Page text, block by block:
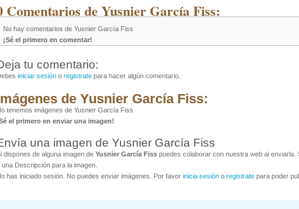
Comentarios de Yusnier García Fiss:
No hay comentarios de Yusnier García Fiss
¡Sé el primero en comentar!
tu comentario:
iniciar sesión o registrate para hacer algún comentario.
de Yusnier García Fiss:
tenemos imágenes de Yusnier García Fiss
el primero en enviar una imagen!
una imagen de Yusnier García Fiss
dispones de alguna imagen de Yusnier García Fiss puedes colaborar con nuestra web al
una Descripción para la imagen.
has iniciado sesión. No puedes enviar imágenes. Por favor inicia sesión o registrate para poder